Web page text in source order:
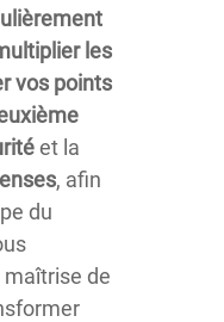
les
vos points
et la
, afin
du
de